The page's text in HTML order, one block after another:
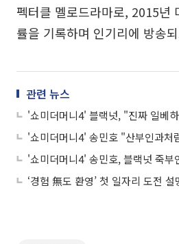
펙터클 멜로드라마로, 2015년
률을 기록하며 인기리에 방송
관련 뉴스
‘경험 無도 환영’ 첫 일자리 도전 설